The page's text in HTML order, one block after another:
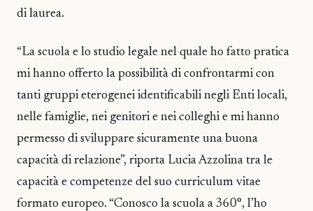
di laurea.
“La scuola e lo studio legale nel quale ho fatto pratica
mi hanno offerto la possibilità di confrontarmi con
tanti gruppi eterogenei identificabili negli Enti locali,
nelle famiglie, nei genitori e nei colleghi e mi hanno
permesso di sviluppare sicuramente una buona
capacità di relazione”, riporta Lucia Azzolina tra le
capacità e competenze del suo curriculum vitae
formato europeo. “Conosco la scuola a 360°, l’ho